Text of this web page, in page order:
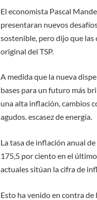
El economista Pascal
presentaran nuevos
sostenible, pero dijo que
original del TSP.
A medida que la nueva
bases para un futuro más
una alta inflación, cambios
agudos. escasez de energía.
La tasa de inflación anual
175,5 por ciento en el
actuales sitúan la cifra de
Esto ha venido en contra de